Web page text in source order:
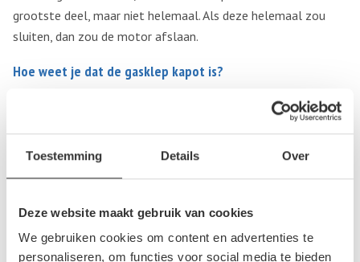
Toestemming Details Over
Deze website maakt gebruik van cookies
We gebruiken cookies om content en advertenties te
personaliseren, om functies voor social media te bieden
grootste deel, maar niet helemaal. Als deze helemaal zou
sluiten, dan zou de motor afslaan.
Hoe weet je dat de gasklep kapot is?
De gasklep van je auto kan kapot gaan. Dat kan betekenen
dat je auto minder pit heeft. Het kan ook zijn dat de gasklep
niet aanraakt. Tenslotte is het mogelijk dat de gasklep
helemaal sluit. In zo’n geval merk je dat je auto continu
afslaat als je het gaspedaal loslaat.